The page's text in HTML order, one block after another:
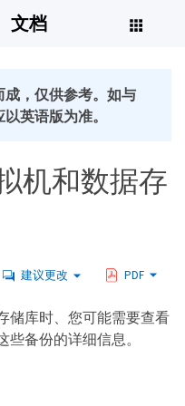
文档
，仅供参考。如与
英语版为准。
机和数据存
建议更改 PDF
储库时、您可能需要查看
备份的详细信息。